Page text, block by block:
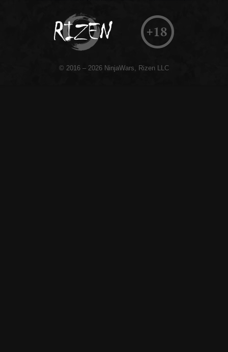
© 2016 – 2026 NinjaWars, Rizen LLC